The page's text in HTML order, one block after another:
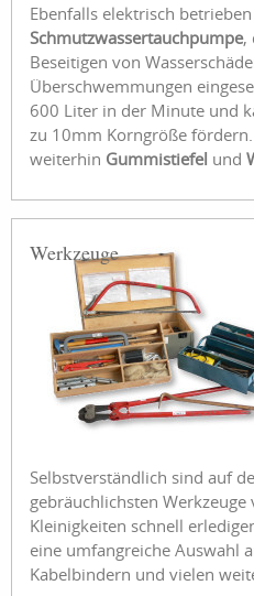
Ebenfalls elektrisch
Schmutzwassertauchpumpe,
Beseitigen von
Überschwemmungen
600 Liter in der Minute und
zu 10mm Korngröße
weiterhin Gummistiefel und
Werkzeuge
Selbstverständlich sind auf
gebräuchlichsten
Kleinigkeiten schnell
eine umfangreiche Auswahl
Kabelbindern und vielen